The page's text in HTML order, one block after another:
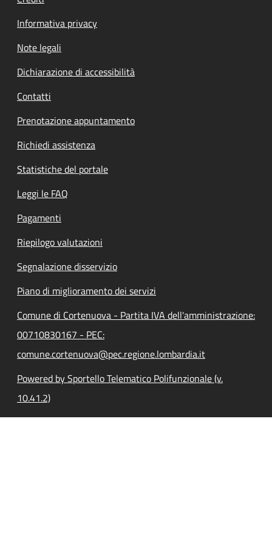
Informativa privacy
Note legali
Dichiarazione di accessibilità
Contatti
Prenotazione appuntamento
Richiedi assistenza
Statistiche del portale
Leggi le FAQ
Pagamenti
Riepilogo valutazioni
Segnalazione disservizio
Piano di miglioramento dei servizi
Comune di Cortenuova - Partita IVA dell'amministrazione:
00710830167 - PEC:
comune.cortenuova@pec.regione.lombardia.it
Powered by Sportello Telematico Polifunzionale (v.
10.41.2)